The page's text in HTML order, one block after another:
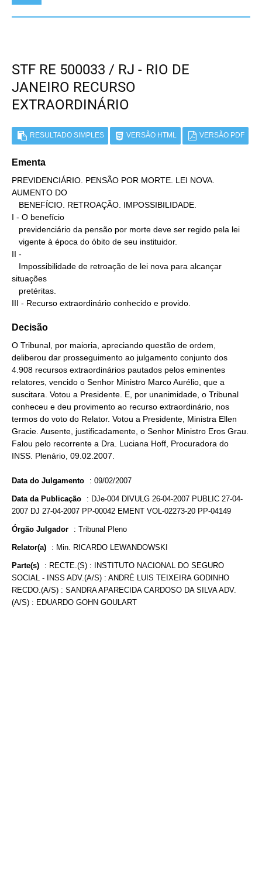
STF RE 500033 / RJ - RIO DE
JANEIRO RECURSO
EXTRAORDINÁRIO
RESULTADO SIMPLES VERSÃO HTML VERSÃO PDF
Ementa
PREVIDENCIÁRIO. PENSÃO POR MORTE. LEI NOVA.
AUMENTO DO
I - O benefício
II -
situações
III - Recurso extraordinário conhecido e provido.
Decisão
O Tribunal, por maioria, apreciando questão de ordem,
deliberou dar prosseguimento ao julgamento conjunto dos
4.908 recursos extraordinários pautados pelos eminentes
relatores, vencido o Senhor Ministro Marco Aurélio, que a
suscitara. Votou a Presidente. E, por unanimidade, o Tribunal
conheceu e deu provimento ao recurso extraordinário, nos
termos do voto do Relator. Votou a Presidente, Ministra Ellen
Gracie. Ausente, justificadamente, o Senhor Ministro Eros Grau.
Falou pelo recorrente a Dra. Luciana Hoff, Procuradora do
INSS. Plenário, 09.02.2007.
Data do Julgamento : 09/02/2007
Data da Publicação : DJe-004 DIVULG 26-04-2007 PUBLIC 27-04-
2007 DJ 27-04-2007 PP-00042 EMENT VOL-02273-20 PP-04149
Órgão Julgador : Tribunal Pleno
Relator(a) : Min. RICARDO LEWANDOWSKI
Parte(s) : RECTE.(S) : INSTITUTO NACIONAL DO SEGURO
SOCIAL - INSS ADV.(A/S) : ANDRÉ LUIS TEIXEIRA GODINHO
RECDO.(A/S) : SANDRA APARECIDA CARDOSO DA SILVA ADV.
(A/S) : EDUARDO GOHN GOULART